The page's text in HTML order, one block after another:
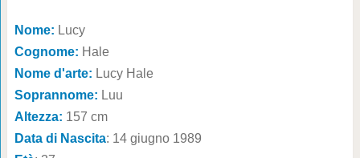
Nome: Lucy
Cognome: Hale
Nome d'arte: Lucy Hale
Soprannome: Luu
Altezza: 157 cm
Data di Nascita: 14 giugno 1989